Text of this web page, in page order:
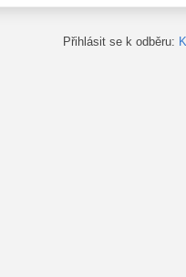
Přihlásit se k odběru: